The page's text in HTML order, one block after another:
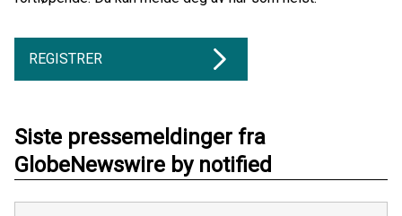
REGISTRER
Siste pressemeldinger fra
GlobeNewswire by notified